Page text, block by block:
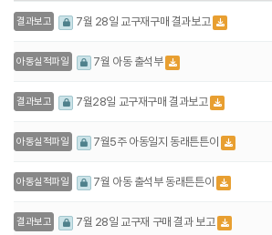
결과보고 7월 28일 교구재구매 결과보고
아동실적파일 7월 아동 출석부
결과보고 7월28일 교구재구매 결과보고
아동실적파일 7월5주 아동일지 동래튼튼이
아동실적파일 7월 아동 출석부 동래튼튼이
결과보고 7월 28일 교구재 구매 결과 보고